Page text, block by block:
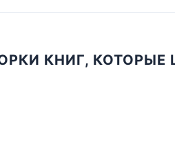
КНИГ, КОТОРЫЕ